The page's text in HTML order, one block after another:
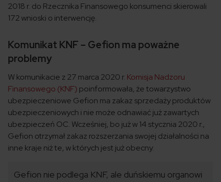
2018 r. do Rzecznika Finansowego konsumenci skierowali
172 wnioski o interwencję.
Komunikat KNF – Gefion ma poważne
problemy
W komunikacie z 27 marca 2020 r. Komisja Nadzoru
Finansowego (KNF) poinformowała, że towarzystwo
ubezpieczeniowe Gefion ma zakaz sprzedaży produktów
ubezpieczeniowych i nie może odnawiać już zawartych
ubezpieczeń OC. Wcześniej, bo już w 14 stycznia 2020 r.,
Gefion otrzymał zakaz rozszerzania swojej działalności na
inne kraje niż te, w których jest już obecny.
Gefion nie podlega KNF, ale duńskiemu organowi